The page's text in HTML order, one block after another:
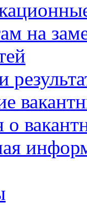
на
о